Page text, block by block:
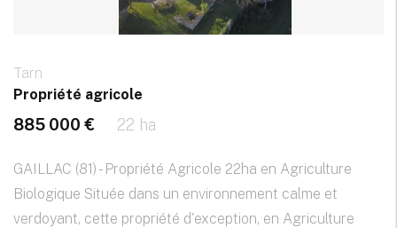
Tarn
Propriété agricole
885 000 € 22 ha
GAILLAC (81) - Propriété Agricole 22ha en Agriculture
Biologique Située dans un environnement calme et
verdoyant, cette propriété d'exception, en Agriculture